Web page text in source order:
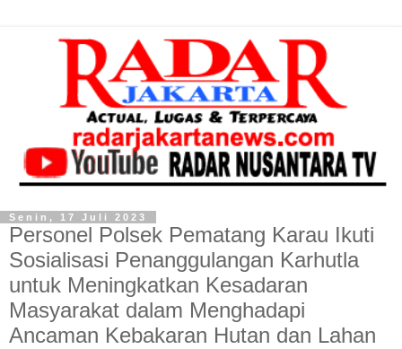
Senin, 17 Juli 2023
Personel Polsek Pematang Karau Ikuti
Sosialisasi Penanggulangan Karhutla
untuk Meningkatkan Kesadaran
Masyarakat dalam Menghadapi
Ancaman Kebakaran Hutan dan Lahan